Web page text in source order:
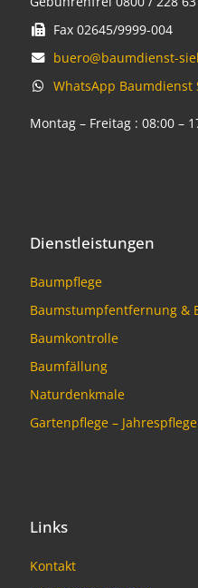
Fax 02645/9999-004
buero@baumdienst-
WhatsApp Baumdienst
Montag – Freitag : 08:00 –
Dienstleistungen
Baumpflege
Baumstumpfentfernung &
Baumkontrolle
Baumfällung
Naturdenkmale
Gartenpflege – Jahrespflege
Links
Kontakt